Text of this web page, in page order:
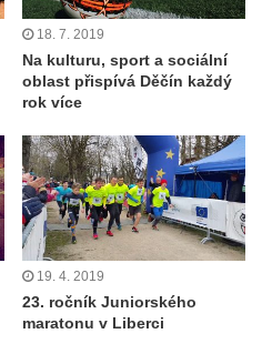
18. 7. 2019
Na kulturu, sport a sociální
oblast přispívá Děčín každý
rok více
19. 4. 2019
23. ročník Juniorského
maratonu v Liberci